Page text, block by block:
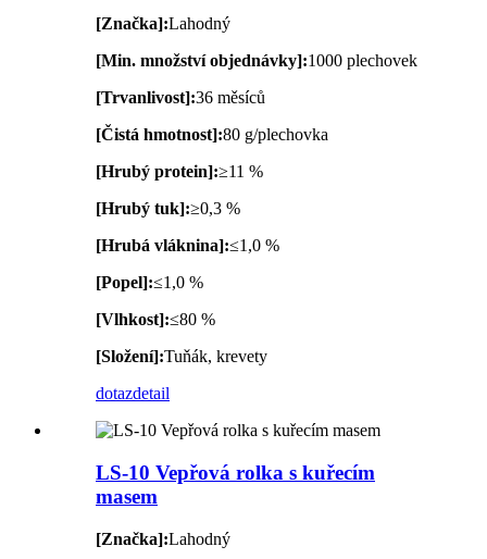
[Značka]:Lahodný
[Min. množství objednávky]:1000 plechovek
[Trvanlivost]:36 měsíců
[Čistá hmotnost]:80 g/plechovka
[Hrubý protein]:≥11 %
[Hrubý tuk]:≥0,3 %
[Hrubá vláknina]:≤1,0 %
[Popel]:≤1,0 %
[Vlhkost]:≤80 %
[Složení]:Tuňák, krevety
dotazdetail
LS-10 Vepřová rolka s kuřecím
masem
[Značka]:Lahodný